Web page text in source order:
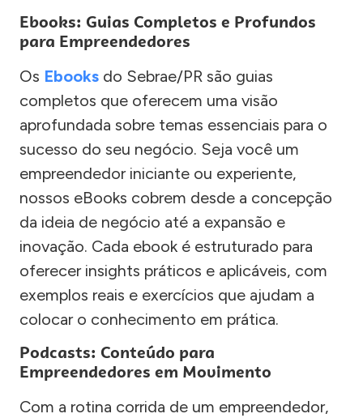
Ebooks: Guias Completos e Profundos
para Empreendedores
Os Ebooks do Sebrae/PR são guias
completos que oferecem uma visão
aprofundada sobre temas essenciais para o
sucesso do seu negócio. Seja você um
empreendedor iniciante ou experiente,
nossos eBooks cobrem desde a concepção
da ideia de negócio até a expansão e
inovação. Cada ebook é estruturado para
oferecer insights práticos e aplicáveis, com
exemplos reais e exercícios que ajudam a
colocar o conhecimento em prática.
Podcasts: Conteúdo para
Empreendedores em Movimento
Com a rotina corrida de um empreendedor,